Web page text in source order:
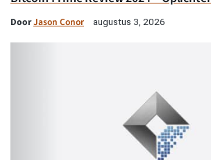
DoorJason Conor augustus 3, 2026